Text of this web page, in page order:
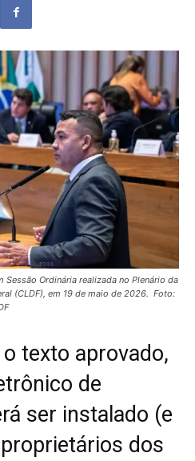
Sessão Ordinária realizada no Plenário da
(CLDF), em 19 de maio de 2026. Foto:
texto aprovado,
de
ser instalado (e
dos